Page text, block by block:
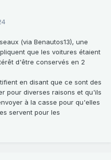
(via Benautos13), une
que les voitures étaient
d'être conservés en 2
en disant que ce sont des
pour diverses raisons et qu'ils
à la casse pour qu'elles
servent pour les